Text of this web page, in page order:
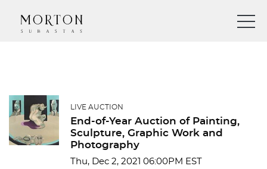
LIVE AUCTION
End-of-Year Auction of Painting,
Sculpture, Graphic Work and
Photography
Thu, Dec 2, 2021 06:00PM EST